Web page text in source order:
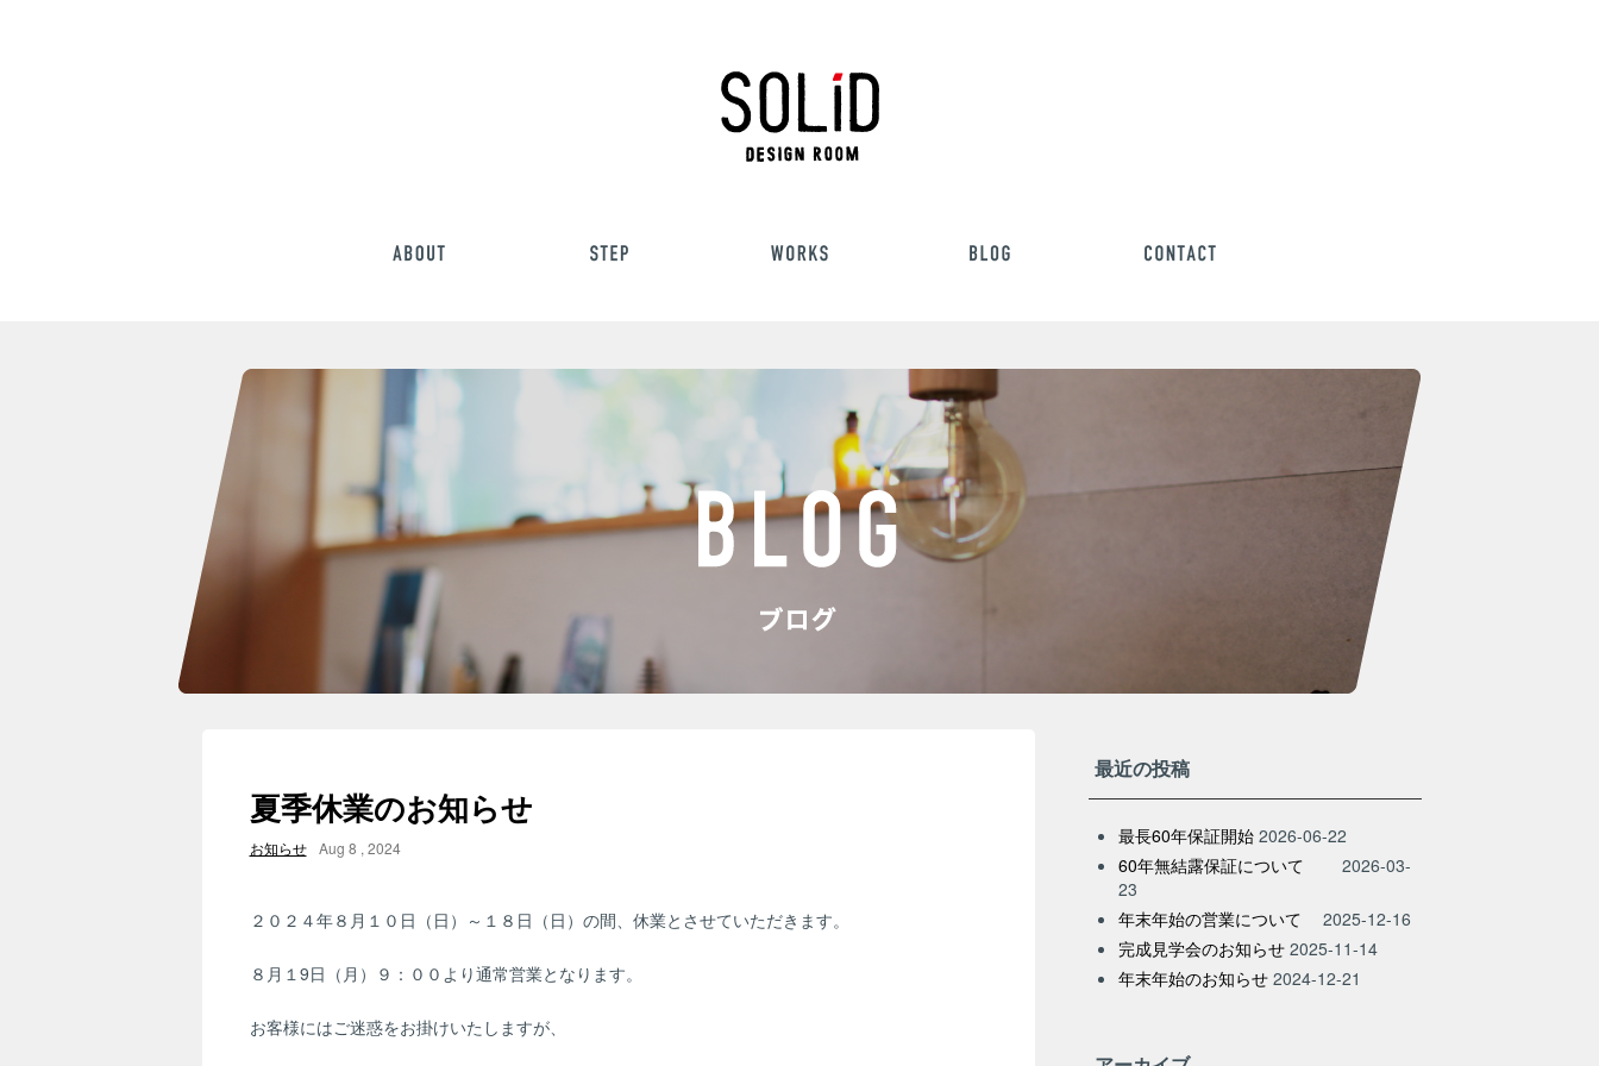
夏季休業のお知らせ
お知らせ Aug 8 , 2024
２０２４年８月１０日（日）～１８日（日）の間、休業とさせていただきます。
８月１9日（月）９：００より通常営業となります。
お客様にはご迷惑をお掛けいたしますが、
最近の投稿
最長60年保証開始 2026-06-22
60年無結露保証について
2026-03-
23
年末年始の営業について
2025-12-16
完成見学会のお知らせ 2025-11-14
年末年始のお知らせ 2024-12-21